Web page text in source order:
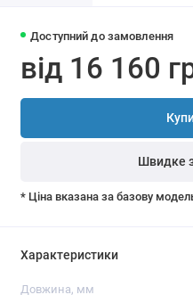
Доступний до замовлення
від 16 160
Швидке
* Ціна вказана за базову
Характеристики
Довжина, мм